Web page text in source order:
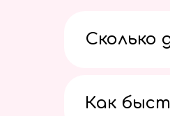
Сколько
Как